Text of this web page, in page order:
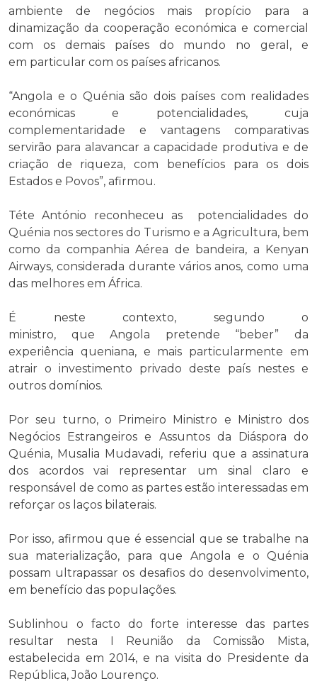
ambiente de negócios mais propício para a
dinamização da cooperação económica e comercial
com os demais países do mundo no geral, e
em particular com os países africanos.
“Angola e o Quénia são dois países com realidades
económicas e potencialidades, cuja
complementaridade e vantagens comparativas
servirão para alavancar a capacidade produtiva e de
criação de riqueza, com benefícios para os dois
Estados e Povos”, afirmou.
Téte António reconheceu as potencialidades do
Quénia nos sectores do Turismo e a Agricultura, bem
como da companhia Aérea de bandeira, a Kenyan
Airways, considerada durante vários anos, como uma
das melhores em África.
É neste contexto, segundo o
ministro, que Angola pretende “beber” da
experiência queniana, e mais particularmente em
atrair o investimento privado deste país nestes e
outros domínios.
Por seu turno, o Primeiro Ministro e Ministro dos
Negócios Estrangeiros e Assuntos da Diáspora do
Quénia, Musalia Mudavadi, referiu que a assinatura
dos acordos vai representar um sinal claro e
responsável de como as partes estão interessadas em
reforçar os laços bilaterais.
Por isso, afirmou que é essencial que se trabalhe na
sua materialização, para que Angola e o Quénia
possam ultrapassar os desafios do desenvolvimento,
em benefício das populações.
Sublinhou o facto do forte interesse das partes
resultar nesta I Reunião da Comissão Mista,
estabelecida em 2014, e na visita do Presidente da
República, João Lourenço.